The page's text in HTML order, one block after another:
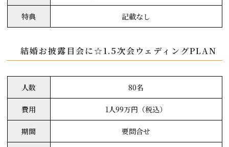
特典 記載なし
結婚お披露目会に☆1.5次会ウェディングPLAN
人数 80名
費用 1人99万円（税込）
期間 要問合せ